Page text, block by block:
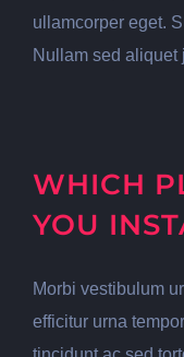
ullamcorper eget.
Nullam sed aliquet
WHICH
YOU
Morbi vestibulum
efficitur urna